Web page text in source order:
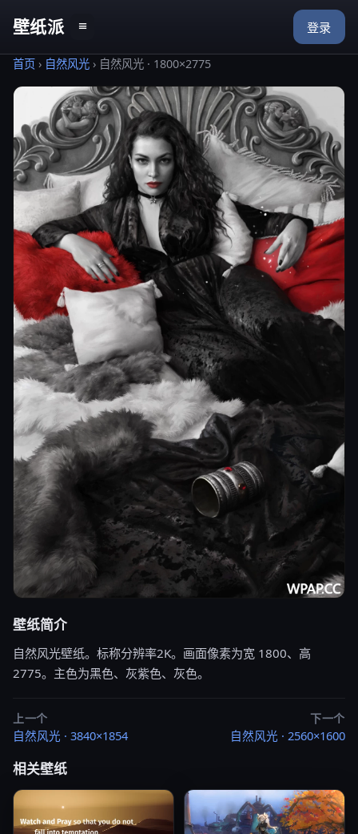
壁纸派 ≡ 登录
首页 › 自然风光 › 自然风光 · 1800×2775
壁纸简介
自然风光壁纸。标称分辨率2K。画面像素为宽 1800、高
2775。主色为黑色、灰紫色、灰色。
上一个
自然风光 · 3840×1854
下一个
自然风光 · 2560×1600
相关壁纸